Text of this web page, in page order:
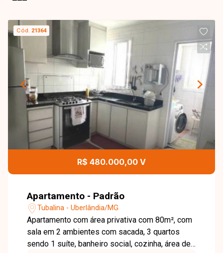
Cód. 21364
R$ 480.000,00 V
Apartamento - Padrão
Tubalina - Uberlândia/MG
Apartamento com área privativa com 80m², com
sala em 2 ambientes com sacada, 3 quartos
sendo 1 suíte, banheiro social, cozinha, área de